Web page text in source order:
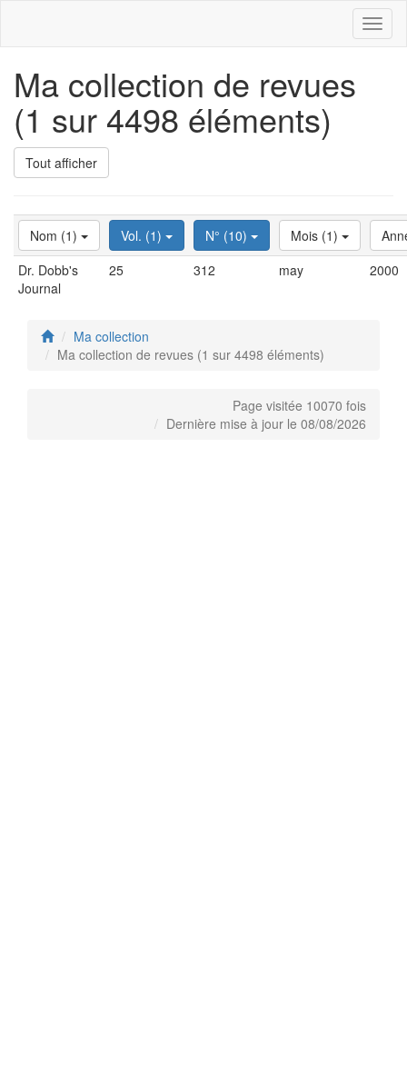
Ma collection de revues
(1 sur 4498 éléments)
Tout afficher
Nom (1) Vol. (1) N° (10) Mois (1)
Dr. Dobb's
Journal
25 312 may 2000
Ma collection
Ma collection de revues (1 sur 4498 éléments)
Page visitée 10070 fois
Dernière mise à jour le 08/08/2026